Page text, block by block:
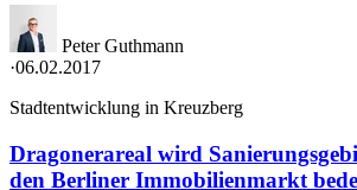
Peter Guthmann
·06.02.2017
Stadtentwicklung in Kreuzberg
Dragonerareal wird
den Berliner Immobilienmarkt